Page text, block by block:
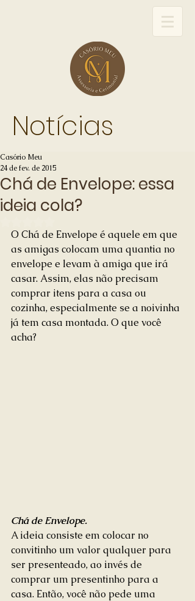
Notícias
Chá de Envelope: essa
ideia cola?
Casório Meu
24 de fev. de 2015
O Chá de Envelope é aquele em que
as amigas colocam uma quantia no
envelope e levam à amiga que irá
casar. Assim, elas não precisam
comprar itens para a casa ou
cozinha, especialmente se a noivinha
já tem casa montada. O que você
acha?
Chá de Envelope.
A ideia consiste em colocar no
convitinho um valor qualquer para
ser presenteado, ao invés de
comprar um presentinho para a
casa. Então, você não pede uma